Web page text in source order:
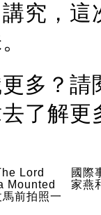
究，
多？ 請
去了解更
Lord
Mounted
前拍照一
國際
家燕